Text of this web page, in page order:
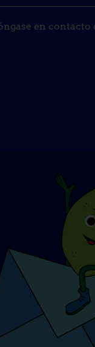
en contacto